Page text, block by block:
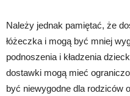
Należy jednak pamiętać, że
łóżeczka i mogą być mniej
podnoszenia i kładzenia
dostawki mogą mieć
być niewygodne dla rodziców